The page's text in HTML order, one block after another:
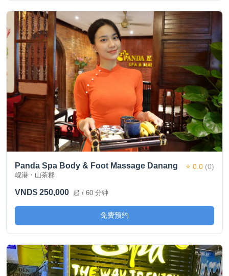
Panda Spa Body & Foot Massage Danang
岘港・山茶郡
⭐ 0.0 (0)
VND$ 250,000 起 / 60 分钟
免费预约